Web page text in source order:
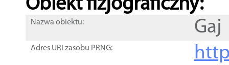
Obiekt fizjograficzny:
Nazwa obiektu: Gaj
Adres URI zasobu PRNG: